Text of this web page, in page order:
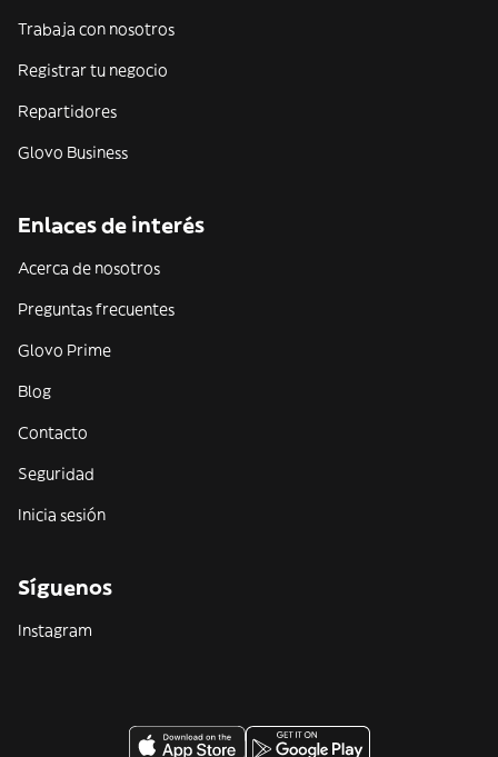
Trabaja con nosotros
Registrar tu negocio
Repartidores
Glovo Business
Enlaces de interés
Acerca de nosotros
Preguntas frecuentes
Glovo Prime
Blog
Contacto
Seguridad
Inicia sesión
Síguenos
Instagram